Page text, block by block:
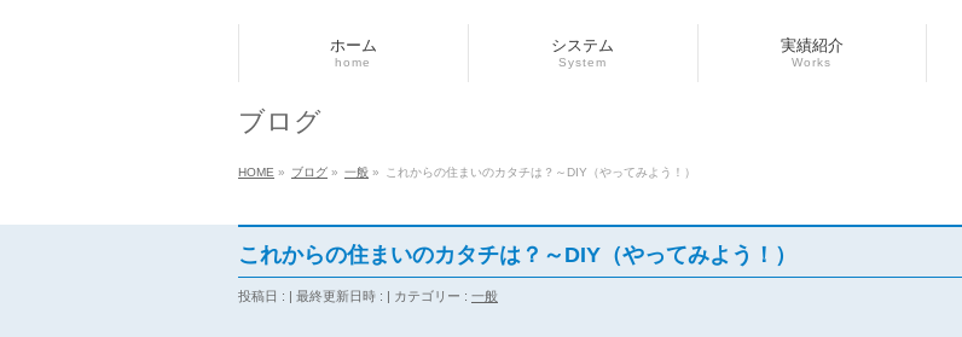
ホーム
home
システム
System
実績紹介
Works
ブログ
HOME » ブログ » 一般 » これからの住まいのカタチは？～DIY（やってみよう！）
これからの住まいのカタチは？～DIY（やってみよう！）
投稿日 : 最終更新日時 : カテゴリー : 一般